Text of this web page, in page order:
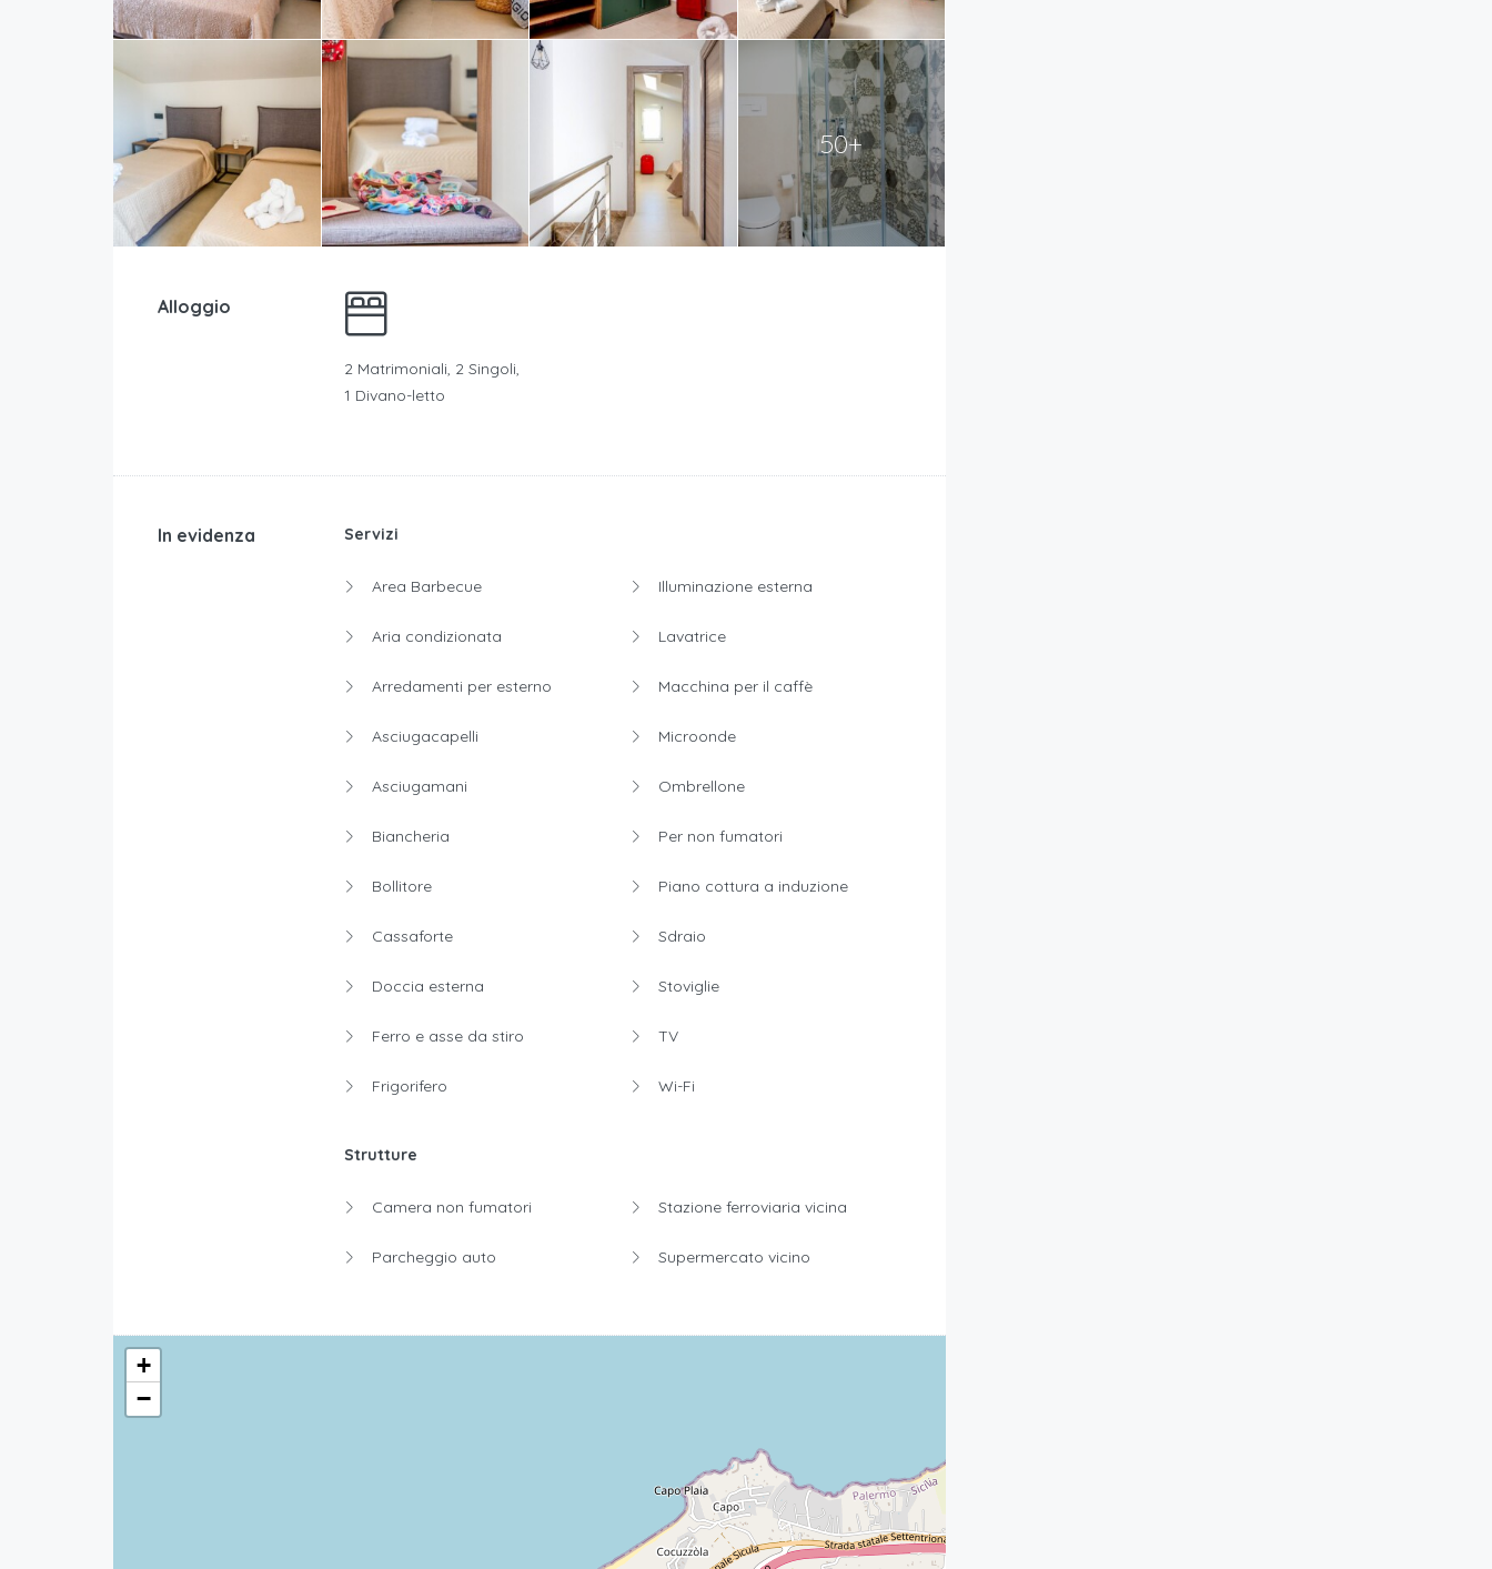
50+
Alloggio
2 Matrimoniali, 2 Singoli,
1 Divano-letto
In evidenza Servizi
Area Barbecue
Aria condizionata
Arredamenti per esterno
Asciugacapelli
Asciugamani
Biancheria
Bollitore
Cassaforte
Doccia esterna
Ferro e asse da stiro
Frigorifero
Illuminazione esterna
Lavatrice
Macchina per il caffè
Microonde
Ombrellone
Per non fumatori
Piano cottura a induzione
Sdraio
Stoviglie
TV
Wi-Fi
Strutture
Camera non fumatori
Parcheggio auto
Stazione ferroviaria vicina
Supermercato vicino
+
−